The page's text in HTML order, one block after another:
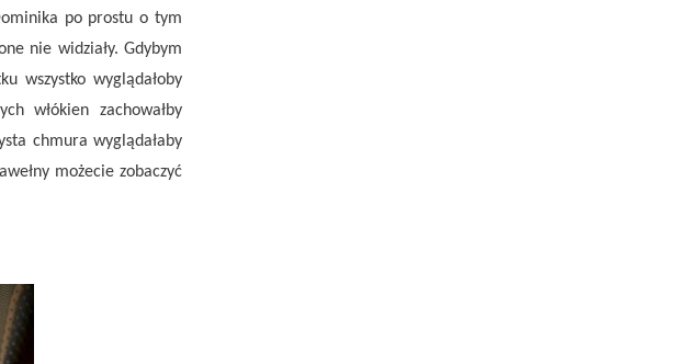
po prostu o tym
nie widziały. Gdybym
wszystko wyglądałoby
włókien zachowałby
chmura wyglądałaby
możecie zobaczyć